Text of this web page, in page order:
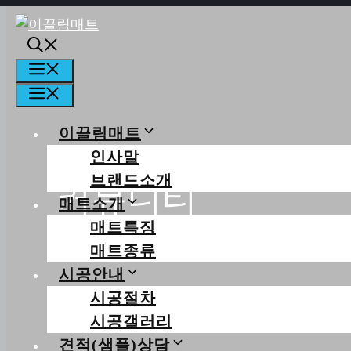
컨텐츠로
건너뛰기
이끌림매트
인사말
브랜드소개
매트소개
매트특징
매트종류
시공안내
시공절차
시공갤러리
견적(샘플)상담
커뮤니티
당신의 행복한 일상을 꿈꿉니